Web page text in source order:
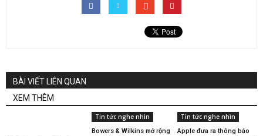
BÀI VIẾT LIÊN QUAN
XEM THÊM
Tin tức nghe nhìn
Bowers & Wilkins mở rộng
Tin tức nghe nhìn
Apple đưa ra thông báo